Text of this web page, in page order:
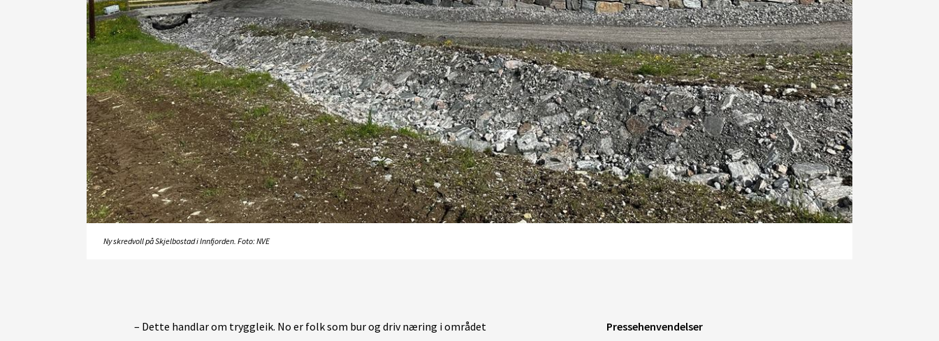
Ny skredvoll på Skjelbostad i Innfjorden. Foto: NVE
– Dette handlar om tryggleik. No er folk som bur og driv næring i området
Pressehenvendelser